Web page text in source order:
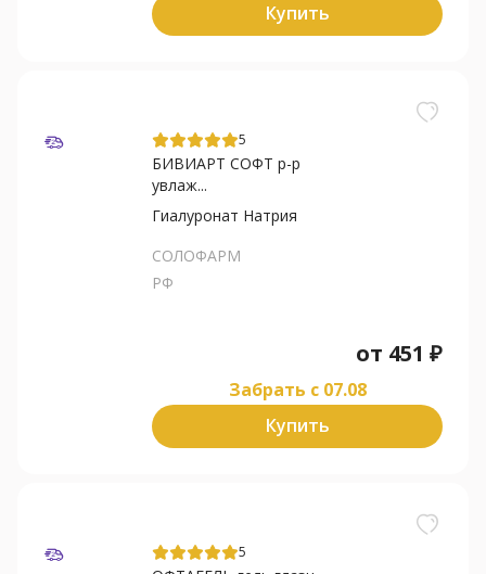
Купить
5
БИВИАРТ СОФТ р-р
увлаж...
Гиалуронат Натрия
СОЛОФАРМ
РФ
от 451 ₽
Забрать c 07.08
Купить
5